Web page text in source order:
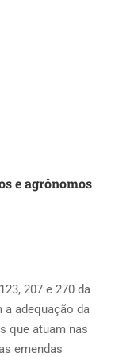
e agrônomos
207 e 270 da
a adequação da
que atuam nas
emendas